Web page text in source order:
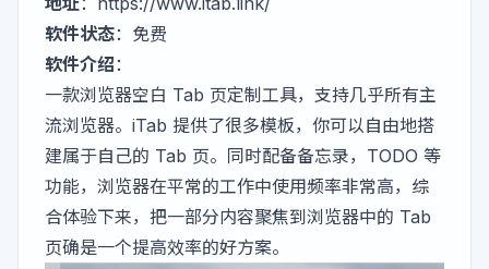
软件状态：免费
软件介绍：
一款浏览器空白 Tab 页定制工具，支持几乎所有主
流浏览器。iTab 提供了很多模板，你可以自由地搭
建属于自己的 Tab 页。同时配备备忘录，TODO 等
功能，浏览器在平常的工作中使用频率非常高，综
合体验下来，把一部分内容聚焦到浏览器中的 Tab
页确是一个提高效率的好方案。